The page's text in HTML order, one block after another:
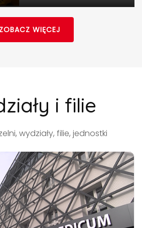
ZOBACZ WIĘCEJ
i filie
wydziały, filie, jednostki